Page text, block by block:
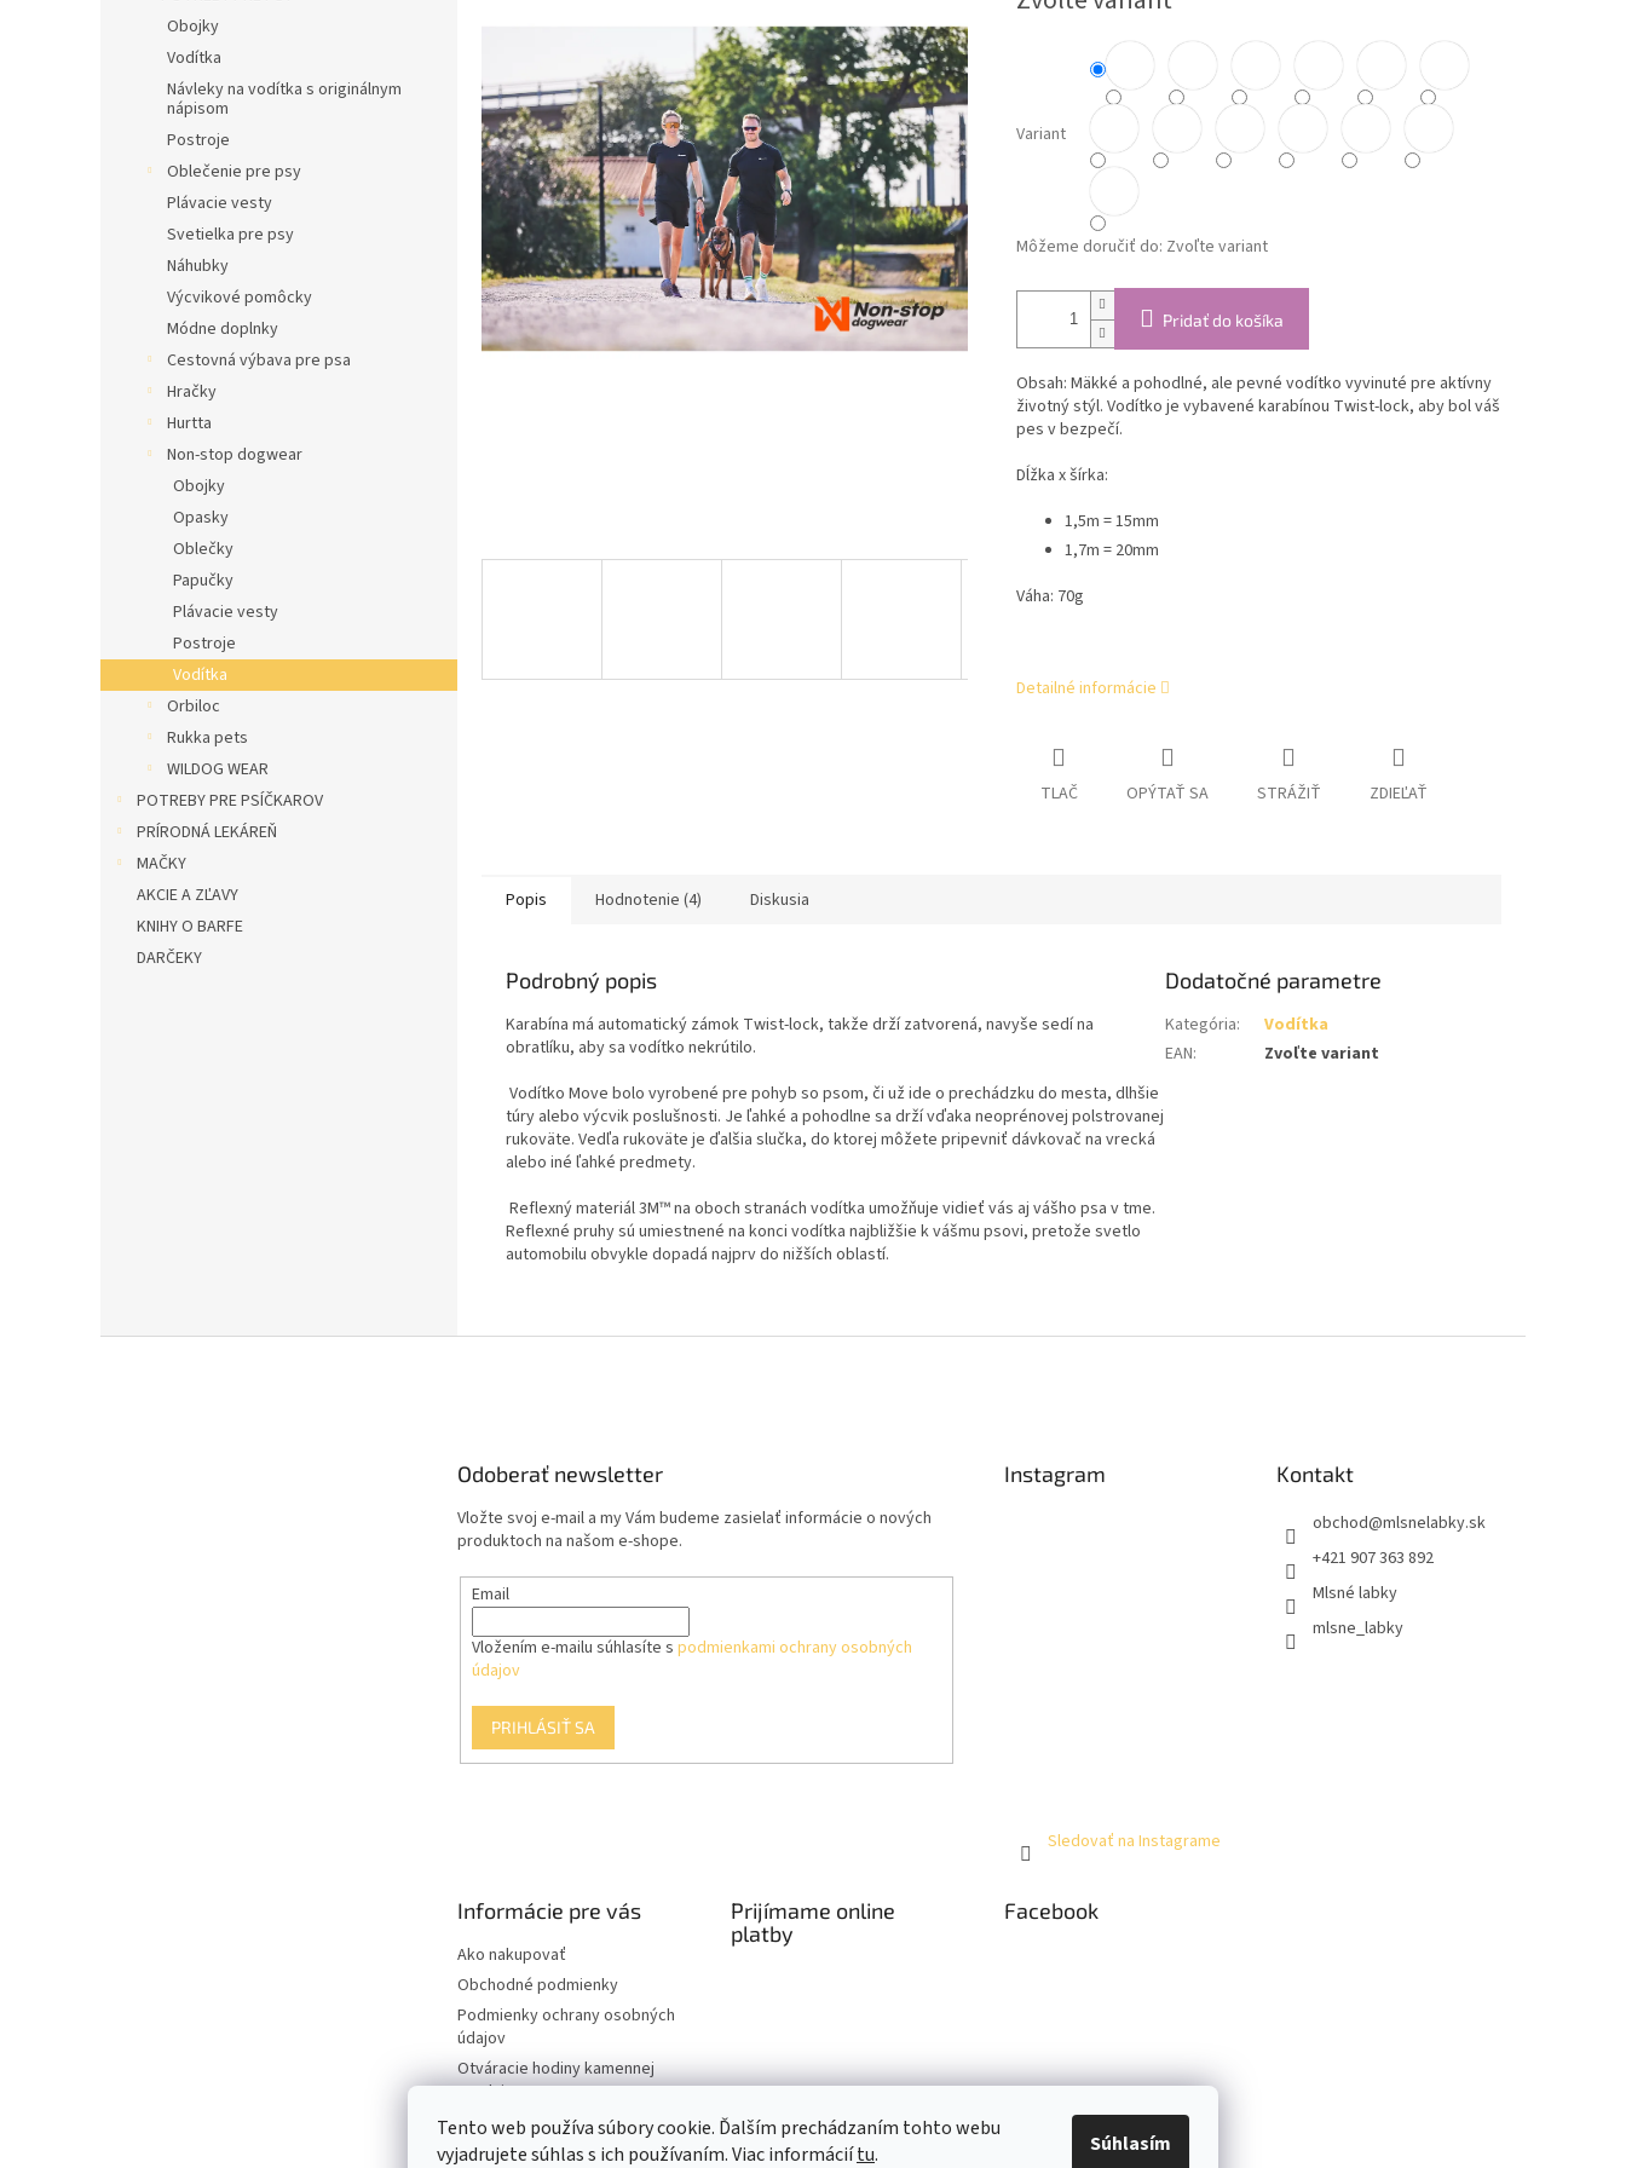
Tento web používa súbory cookie. Ďalším prechádzaním tohto webu
vyjadrujete súhlas s ich používaním. Viac informáciítu. Súhlasím
Obojky
Vodítka
Návleky na vodítka s originálnym
nápisom
Postroje
Oblečenie pre psy
Plávacie vesty
Svetielka pre psy
Náhubky
Výcvikové pomôcky
Módne doplnky
Cestovná výbava pre psa
Hračky
Hurtta
Non-stop dogwear
Obojky
Opasky
Oblečky
Papučky
Plávacie vesty
Postroje
Vodítka
Orbiloc
Rukka pets
WILDOG WEAR
POTREBY PRE PSÍČKAROV
PRÍRODNÁ LEKÁREŇ
MAČKY
AKCIE A ZĽAVY
KNIHY O BARFE
DARČEKY
Variant
Môžeme doručiť do: Zvoľte variant
Pridať do košíka
Obsah: Mäkké a pohodlné, ale pevné vodítko vyvinuté pre aktívny
životný stýl. Vodítko je vybavené karabínou Twist-lock, aby bol váš
pes v bezpečí.
Dĺžka x šírka:
1,5m = 15mm
1,7m = 20mm
Váha: 70g
Detailné informácie
TLAČ OPÝTAŤ SA STRÁŽIŤ ZDIEĽAŤ
Popis Hodnotenie (4) Diskusia
Podrobný popis
Karabína má automatický zámok Twist-lock, takže drží zatvorená, navyše sedí na
obratlíku, aby sa vodítko nekrútilo.
Vodítko Move bolo vyrobené pre pohyb so psom, či už ide o prechádzku do mesta, dlhšie
túry alebo výcvik poslušnosti. Je ľahké a pohodlne sa drží vďaka neoprénovej polstrovanej
rukoväte. Vedľa rukoväte je ďalšia slučka, do ktorej môžete pripevniť dávkovač na vrecká
alebo iné ľahké predmety.
Reflexný materiál 3M™ na oboch stranách vodítka umožňuje vidieť vás aj vášho psa v tme.
Reflexné pruhy sú umiestnené na konci vodítka najbližšie k vášmu psovi, pretože svetlo
automobilu obvykle dopadá najprv do nižších oblastí.
Dodatočné parametre
Kategória:
Vodítka
EAN: Zvoľte variant
Odoberať newsletter
Vložte svoj e-mail a my Vám budeme zasielať informácie o nových
produktoch na našom e-shope.
Email
Vložením e-mailu súhlasíte s podmienkami ochrany osobných
údajov
PRIHLÁSIŤ SA
Instagram
Sledovať na Instagrame
Kontakt
obchod@mlsnelabky.sk
+421 907 363 892
Mlsné labky
mlsne_labky
Informácie pre vás
Ako nakupovať
Obchodné podmienky
Podmienky ochrany osobných
údajov
Otváracie hodiny kamennej
predajne
Prijímame online
platby
Facebook